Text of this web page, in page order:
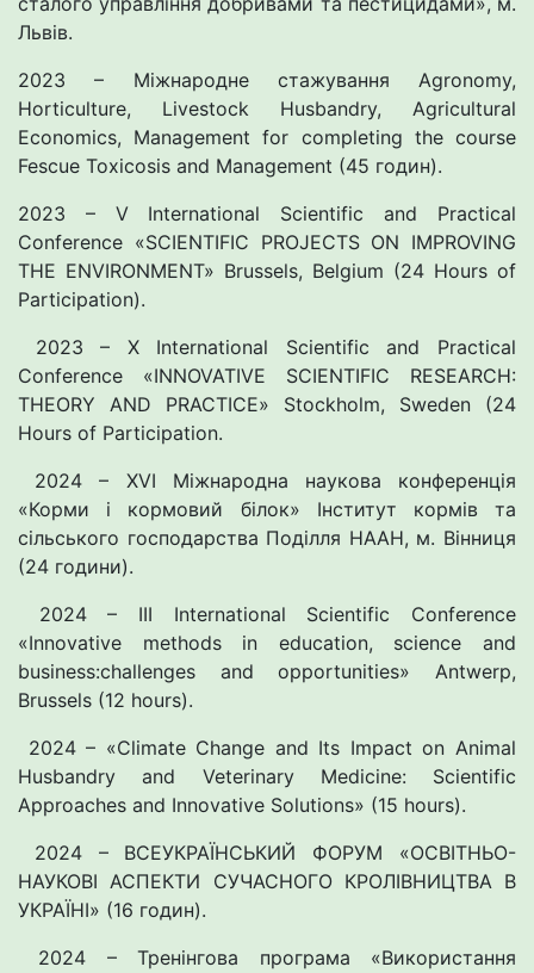
Львів.
2023 – Міжнародне стажування Agronomy,
Horticulture, Livestock Husbandry, Agricultural
Economics, Management for completing the course
Fescue Toxicosis and Management (45 годин).
2023 – V International Scientific and Practical
Conference «SCIENTIFIC PROJECTS ON IMPROVING
THE ENVIRONMENT» Brussels, Belgium (24 Hours of
Participation).
2023 – X International Scientific and Practical
Conference «INNOVATIVE SCIENTIFIC RESEARCH:
THEORY AND PRACTICE» Stockholm, Sweden (24
Hours of Participation.
2024 – ХVI Міжнародна наукова конференція
«Корми і кормовий білок» Інститут кормів та
сільського господарства Поділля НААН, м. Вінниця
(24 години).
2024 – ІІІ International Scientific Conference
«Innovative methods in education, science and
business:challenges and opportunities» Antwerp,
Brussels (12 hours).
2024 – «Climate Change and Its Impact on Animal
Husbandry and Veterinary Medicine: Scientific
Approaches and Innovative Solutions» (15 hours).
2024 – ВСЕУКРАЇНСЬКИЙ ФОРУМ «ОСВІТНЬО-
НАУКОВІ АСПЕКТИ СУЧАСНОГО КРОЛІВНИЦТВА В
УКРАЇНІ» (16 годин).
2024 – Тренінгова програма «Використання